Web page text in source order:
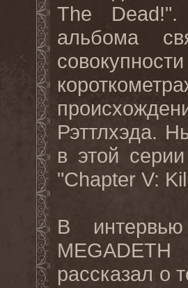
The
Dead!".
альбома
Рэттлхэда.
в этой
"Chapter V:
В
MEGADETH
рассказал о